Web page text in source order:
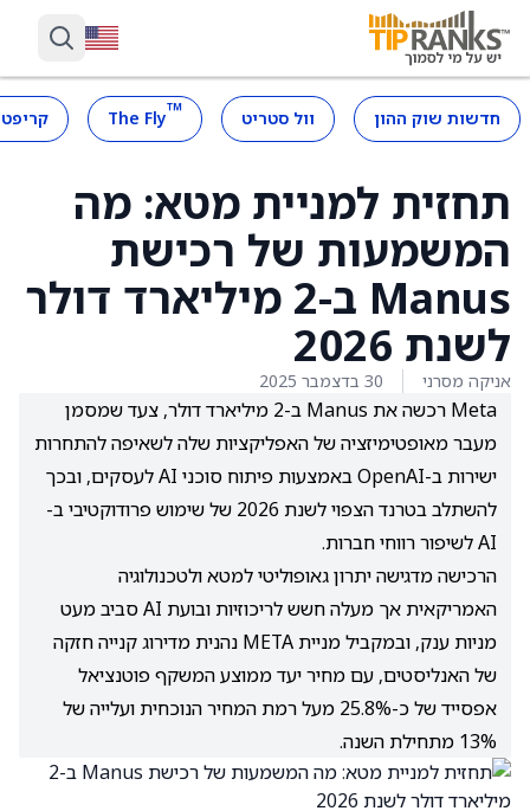
חדשות שוק ההון וול סטריט ™
The Fly
תחזית למניית מטא: מה
המשמעות של רכישת
Manus ב-2 מיליארד דולר
לשנת 2026
אניקה מסרני 30 בדצמבר 2025
Meta רכשה את Manus ב-2 מיליארד דולר, צעד שמסמן
מעבר מאופטימיזציה של האפליקציות שלה לשאיפה להתחרות
ישירות ב-OpenAI באמצעות פיתוח סוכני AI לעסקים, ובכך
להשתלב בטרנד הצפוי לשנת 2026 של שימוש פרודוקטיבי ב-
AI לשיפור רווחי חברות.
הרכישה מדגישה יתרון גאופוליטי למטא ולטכנולוגיה
האמריקאית אך מעלה חשש לריכוזיות ובועת AI סביב מעט
מניות ענק, ובמקביל מניית META נהנית מדירוג קנייה חזקה
של האנליסטים, עם מחיר יעד ממוצע המשקף פוטנציאל
אפסייד של כ-25.8% מעל רמת המחיר הנוכחית ועלייה של
13% מתחילת השנה.